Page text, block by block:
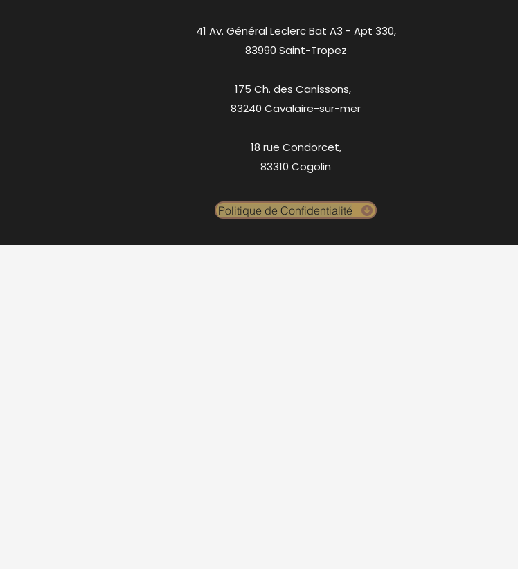
41 Av. Général Leclerc Bat A3 - Apt 330,
83990 Saint-Tropez
175 Ch. des Canissons,
83240 Cavalaire-sur-mer
18 rue Condorcet,
83310 Cogolin
Politique de Confidentialité